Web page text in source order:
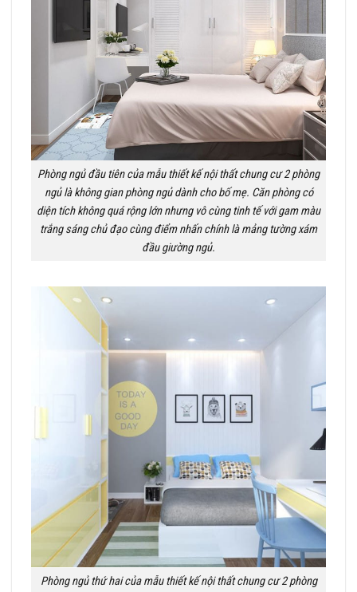
Phòng ngủ đầu tiên của mẫu thiết kế nội thất chung cư 2 phòng
ngủ là không gian phòng ngủ dành cho bố mẹ. Căn phòng có
diện tích không quá rộng lớn nhưng vô cùng tinh tế với gam màu
trắng sáng chủ đạo cùng điểm nhấn chính là mảng tường xám
đầu giường ngủ.
Phòng ngủ thứ hai của mẫu thiết kế nội thất chung cư 2 phòng